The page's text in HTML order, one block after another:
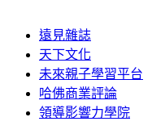
遠見雜誌
天下文化
未來親子學習平台
哈佛商業評論
領導影響力學院